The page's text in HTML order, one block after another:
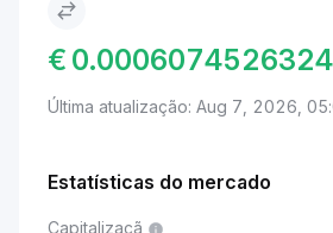
€
Última atualização: Aug 7, 2026,
Estatísticas do mercado
Capitalizaçã